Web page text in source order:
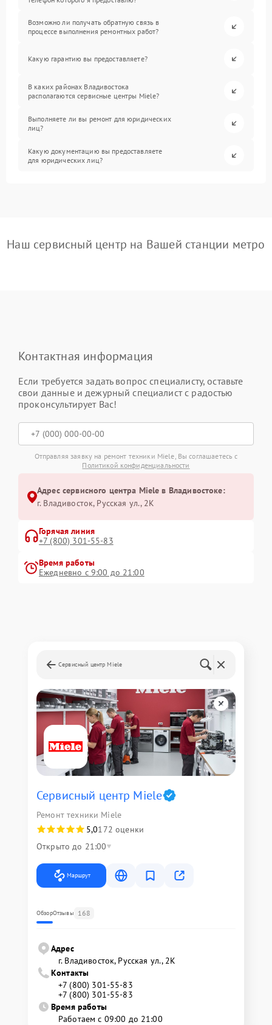
Возможно ли получать обратную связь в
процессе выполнения ремонтных работ?
Какую гарантию вы предоставляете?
В каких районах Владивостока
располагаются сервисные центры Miele?
Выполняете ли вы ремонт для юридических
лиц?
Какую документацию вы предоставляете
для юридических лиц?
Наш сервисный центр на Вашей станции метро
Контактная информация
Если требуется задать вопрос специалисту, оставьте
свои данные и дежурный специалист с радостью
проконсультирует Вас!
Отправляя заявку на ремонт техники Miele, Вы соглашаетесь с
Политикой конфиденциальности
Адрес сервисного центра Miele в Владивостоке:
г. Владивосток, Русская ул., 2К
Горячая линия
+7 (800) 301-55-83
Время работы
Ежедневно с 9:00 до 21:00
Сервисный центр Miele
Сервисный центр Miele
Ремонт техники Miele
5,0172 оценки
Открыто до 21:00
Маршрут
ОбзорОтзывы 168
Адрес
г. Владивосток, Русская ул., 2К
Контакты
+7 (800) 301-55-83
+7 (800) 301-55-83
Время работы
Работаем с 09:00 до 21:00